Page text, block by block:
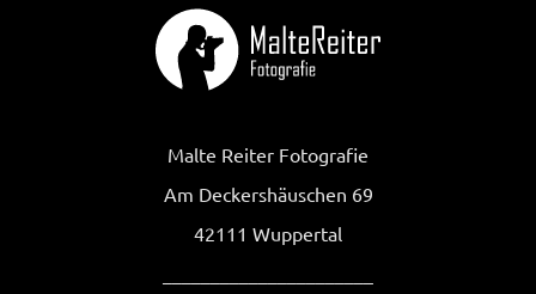
Malte Reiter Fotografie
Am Deckershäuschen 69
42111 Wuppertal